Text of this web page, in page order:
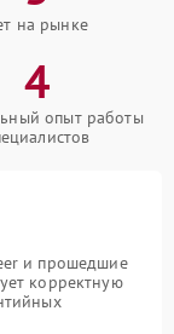
на рынке
4
опыт работы
и прошедшие
корректную